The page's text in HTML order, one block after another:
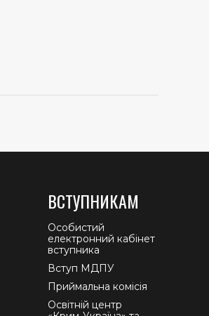
ВСТУПНИКАМ
Особистий
електронний кабінет
вступника
Вступ МДПУ
Приймальна комісія
Освітній центр